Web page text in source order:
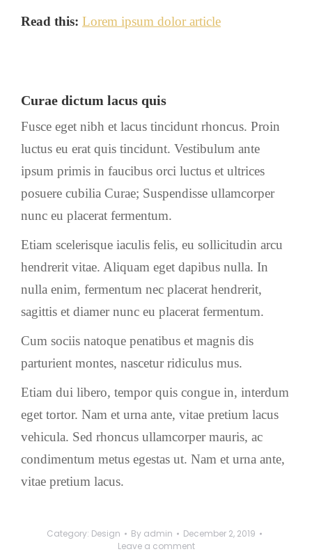
Read this: Lorem ipsum dolor article
Curae dictum lacus quis
Fusce eget nibh et lacus tincidunt rhoncus. Proin
luctus eu erat quis tincidunt. Vestibulum ante
ipsum primis in faucibus orci luctus et ultrices
posuere cubilia Curae; Suspendisse ullamcorper
nunc eu placerat fermentum.
Etiam scelerisque iaculis felis, eu sollicitudin arcu
hendrerit vitae. Aliquam eget dapibus nulla. In
nulla enim, fermentum nec placerat hendrerit,
sagittis et diamer nunc eu placerat fermentum.
Cum sociis natoque penatibus et magnis dis
parturient montes, nascetur ridiculus mus.
Etiam dui libero, tempor quis congue in, interdum
eget tortor. Nam et urna ante, vitae pretium lacus
vehicula. Sed rhoncus ullamcorper mauris, ac
condimentum metus egestas ut. Nam et urna ante,
vitae pretium lacus.
Category: Design By admin
December 2, 2019
Leave a comment